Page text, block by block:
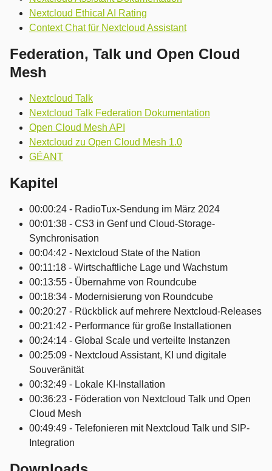
Nextcloud Ethical AI Rating
Context Chat für Nextcloud Assistant
Federation, Talk und Open Cloud
Mesh
Nextcloud Talk
Nextcloud Talk Federation Dokumentation
Open Cloud Mesh API
Nextcloud zu Open Cloud Mesh 1.0
GÉANT
Kapitel
00:00:24 - RadioTux-Sendung im März 2024
00:01:38 - CS3 in Genf und Cloud-Storage-
Synchronisation
00:04:42 - Nextcloud State of the Nation
00:11:18 - Wirtschaftliche Lage und Wachstum
00:13:55 - Übernahme von Roundcube
00:18:34 - Modernisierung von Roundcube
00:20:27 - Rückblick auf mehrere Nextcloud-Releases
00:21:42 - Performance für große Installationen
00:24:14 - Global Scale und verteilte Instanzen
00:25:09 - Nextcloud Assistant, KI und digitale
Souveränität
00:32:49 - Lokale KI-Installation
00:36:23 - Föderation von Nextcloud Talk und Open
Cloud Mesh
00:49:49 - Telefonieren mit Nextcloud Talk und SIP-
Integration